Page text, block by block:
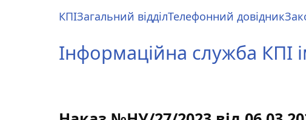
menu
КПІЗагальний відділТелефонний довідник
Інформаційна служба КПІ